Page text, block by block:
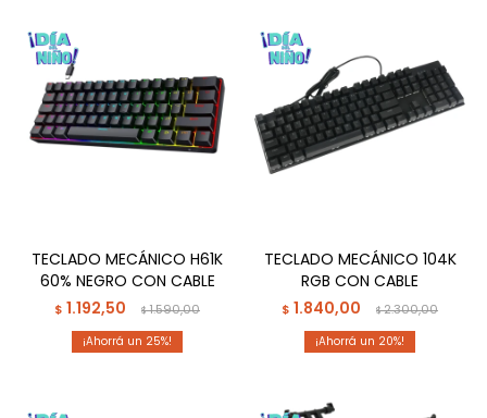
TECLADO MECÁNICO H61K
60% NEGRO CON CABLE
$ 1.192,50 $1.590,00
25
TECLADO MECÁNICO 104K
RGB CON CABLE
$ 1.840,00 $2.300,00
20